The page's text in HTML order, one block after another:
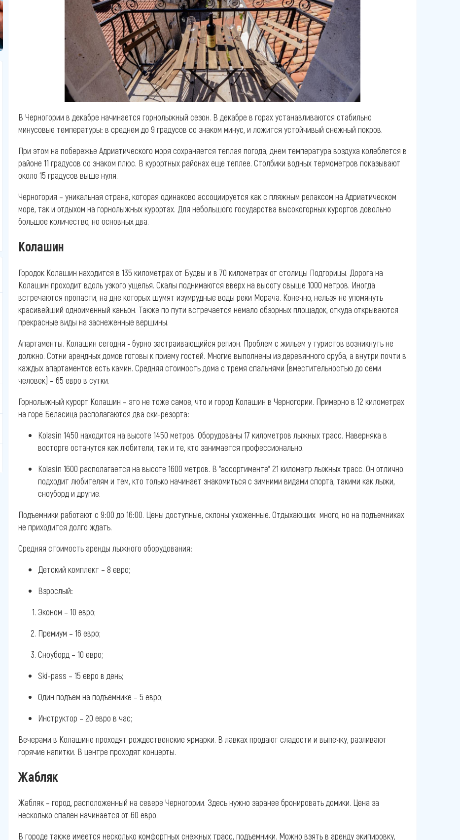
В Черногории в декабре начинается горнолыжный сезон. В декабре в горах устанавливаются стабильно
минусовые температуры: в среднем до 9 градусов со знаком минус, и ложится устойчивый снежный покров.
При этом на побережье Адриатического моря сохраняется теплая погода, днем температура воздуха колеблется в
районе 11 градусов со знаком плюс. В курортных районах еще теплее. Столбики водных термометров показывают
около 15 градусов выше нуля.
Черногория – уникальная страна, которая одинаково ассоциируется как с пляжным релаксом на Адриатическом
море, так и отдыхом на горнолыжных курортах. Для небольшого государства высокогорных курортов довольно
большое количество, но основных два.
Колашин
Городок Колашин находится в 135 километрах от Будвы и в 70 километрах от столицы Подгорицы. Дорога на
Колашин проходит вдоль узкого ущелья. Скалы поднимаются вверх на высоту свыше 1000 метров. Иногда
встречаются пропасти, на дне которых шумят изумрудные воды реки Морача. Конечно, нельзя не упомянуть
красивейший одноименный каньон. Также по пути встречается немало обзорных площадок, откуда открываются
прекрасные виды на заснеженные вершины.
Апартаменты. Колашин сегодня - бурно застраивающийся регион. Проблем с жильем у туристов возникнуть не
должно. Сотни арендных домов готовы к приему гостей. Многие выполнены из деревянного сруба, а внутри почти в
каждых апартаментов есть камин. Средняя стоимость дома с тремя спальнями (вместительностью до семи
человек) – 65 евро в сутки.
Горнолыжный курорт Колашин – это не тоже самое, что и город Колашин в Черногории. Примерно в 12 километрах
на горе Беласица располагаются два ски-резорта:
Kolasin 1450 находится на высоте 1450 метров. Оборудованы 17 километров лыжных трасс. Наверняка в
восторге останутся как любители, так и те, кто занимается профессионально.
Kolasin 1600 располагается на высоте 1600 метров. В “ассортименте” 21 километр лыжных трасс. Он отлично
подходит любителям и тем, кто только начинает знакомиться с зимними видами спорта, такими как лыжи,
сноуборд и другие.
Подъемники работают с 9:00 до 16:00. Цены доступные, склоны ухоженные. Отдыхающих много, но на подъемниках
не приходится долго ждать.
Средняя стоимость аренды лыжного оборудования:
Детский комплект – 8 евро;
Взрослый:
Эконом – 10 евро;
Премиум – 16 евро;
Сноуборд – 10 евро;
Ski-pass – 15 евро в день;
Один подъем на подъемнике – 5 евро;
Инструктор – 20 евро в час;
Вечерами в Колашине проходят рождественские ярмарки. В лавках продают сладости и выпечку, разливают
горячие напитки. В центре проходят концерты.
Жабляк
Жабляк – город, расположенный на севере Черногории. Здесь нужно заранее бронировать домики. Цена за
несколько спален начинается от 60 евро.
В городе также имеется несколько комфортных снежных трасс, подъемники. Можно взять в аренду экипировку,